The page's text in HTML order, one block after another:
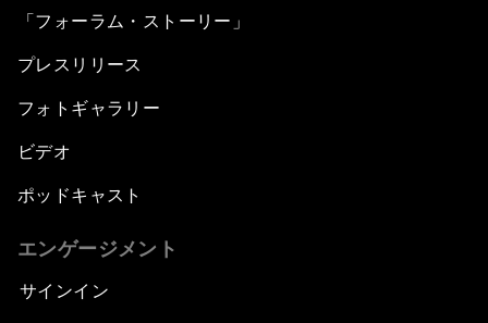
「フォーラム・ストーリー」
プレスリリース
フォトギャラリー
ビデオ
ポッドキャスト
エンゲージメント
サインイン